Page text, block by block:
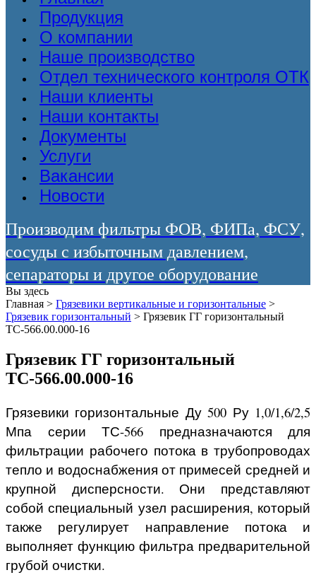
Продукция
О компании
Наше производство
Отдел технического контроля ОТК
Наши клиенты
Наши контакты
Документы
Услуги
Вакансии
Новости
Производим фильтры ФОВ, ФИПа, ФСУ,
сосуды с избыточным давлением,
сепараторы и другое оборудование
Вы здесь
Главная > Грязевики вертикальные и горизонтальные >
Грязевик горизонтальный > Грязевик ГГ горизонтальный
ТС-566.00.000-16
Грязевик ГГ горизонтальный
ТС-566.00.000-16
Грязевики горизонтальные Ду 500 Ру 1,0/1,6/2,5
Мпа серии ТС-566 предназначаются для
фильтрации рабочего потока в трубопроводах
тепло и водоснабжения от примесей средней и
крупной дисперсности. Они представляют
собой специальный узел расширения, который
также регулирует направление потока и
выполняет функцию фильтра предварительной
грубой очистки.